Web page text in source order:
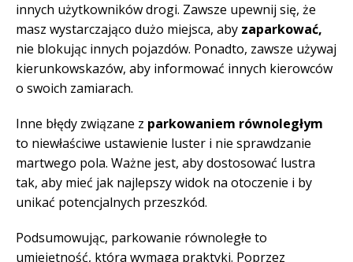
innych użytkowników drogi. Zawsze upewnij się, że
masz wystarczająco dużo miejsca, aby zaparkować,
nie blokując innych pojazdów. Ponadto, zawsze używaj
kierunkowskazów, aby informować innych kierowców
o swoich zamiarach.
Inne błędy związane z parkowaniem równoległym
to niewłaściwe ustawienie luster i nie sprawdzanie
martwego pola. Ważne jest, aby dostosować lustra
tak, aby mieć jak najlepszy widok na otoczenie i by
unikać potencjalnych przeszkód.
Podsumowując, parkowanie równoległe to
umiejętność, która wymaga praktyki. Poprzez